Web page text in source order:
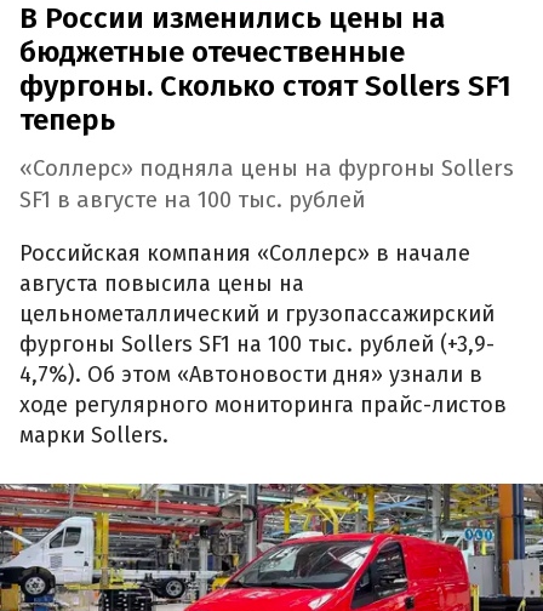
В России изменились цены на
бюджетные отечественные
фургоны. Сколько стоят Sollers SF1
теперь
«Соллерс» подняла цены на фургоны Sollers
SF1 в августе на 100 тыс. рублей
Российская компания «Соллерс» в начале
августа повысила цены на
цельнометаллический и грузопассажирский
фургоны Sollers SF1 на 100 тыс. рублей (+3,9-
4,7%). Об этом «Автоновости дня» узнали в
ходе регулярного мониторинга прайс-листов
марки Sollers.